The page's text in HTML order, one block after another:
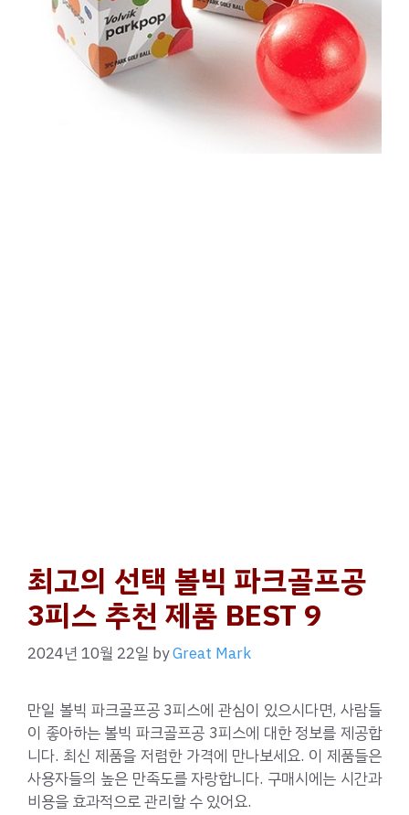
최고의 선택 볼빅 파크골프공
3피스 추천 제품 BEST 9
2024년 10월 22일 byGreat Mark
만일 볼빅 파크골프공 3피스에 관심이 있으시다면, 사람들
이 좋아하는 볼빅 파크골프공 3피스에 대한 정보를 제공합
니다. 최신 제품을 저렴한 가격에 만나보세요. 이 제품들은
사용자들의 높은 만족도를 자랑합니다. 구매시에는 시간과
비용을 효과적으로 관리할 수 있어요.